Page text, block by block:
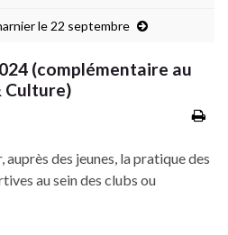
le 22 septembre
(complémentaire au
Culture)
auprès des jeunes, la pratique des
au sein des clubs ou